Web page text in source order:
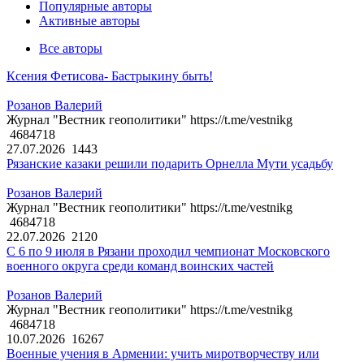
Популярные авторы
Активные авторы
Все авторы
Ксения Фетисова- Бастрыкину быть!
Розанов Валерий
Журнал "Вестник геополитики" https://t.me/vestnikg
4684718
27.07.2026 1443
Рязанские казаки решили подарить Орнелла Мути усадьбу
Розанов Валерий
Журнал "Вестник геополитики" https://t.me/vestnikg
4684718
22.07.2026 2120
С 6 по 9 июля в Рязани проходил чемпионат Московского
военного округа среди команд воинских частей
Розанов Валерий
Журнал "Вестник геополитики" https://t.me/vestnikg
4684718
10.07.2026 16267
Военные учения в Армении: учить миротворчеству или